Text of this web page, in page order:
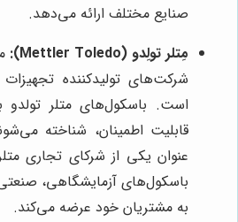
صنایع مختلف ارائه می‌دهد.
مِتلر تولِدو (Mettler Toledo):
شرکت‌های تولیدکننده
است. باسکول‌های متلر تولدو
قابلیت اطمینان، شناخته
عنوان یکی از شرکای تجاری
باسکول‌های آزمایشگاهی،
به مشتریان خود عرضه می‌کند.